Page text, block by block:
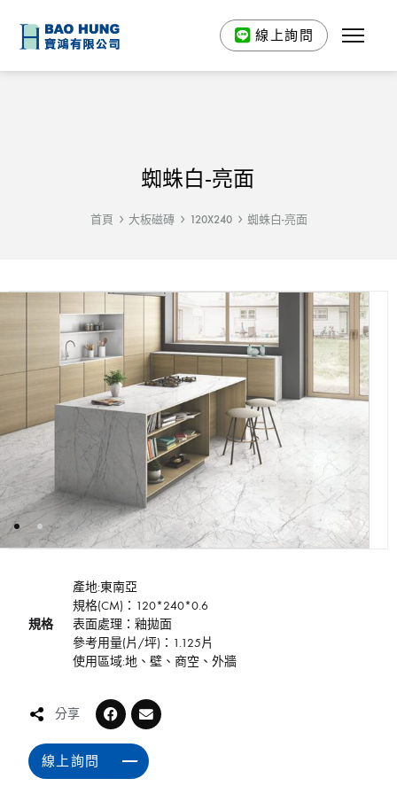
線上詢問
蜘蛛白-亮面
首頁 大板磁磚 120X240 蜘蛛白-亮面
規格
產地:東南亞
規格(CM)：120*240*0.6
表面處理：釉拋面
參考用量(片/坪)：1.125片
使用區域:地、壁、商空、外牆
分享
線上詢問